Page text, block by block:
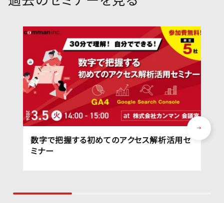
数字で把握する初めてのアクセス解析活用セ
ミナー